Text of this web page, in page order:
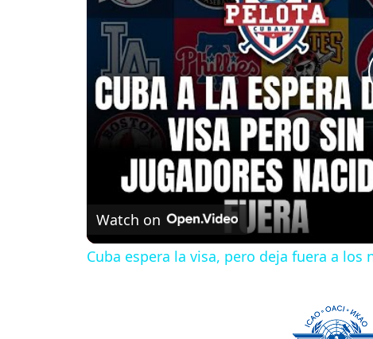
Watch on
Cuba espera la visa, pero deja fuera a